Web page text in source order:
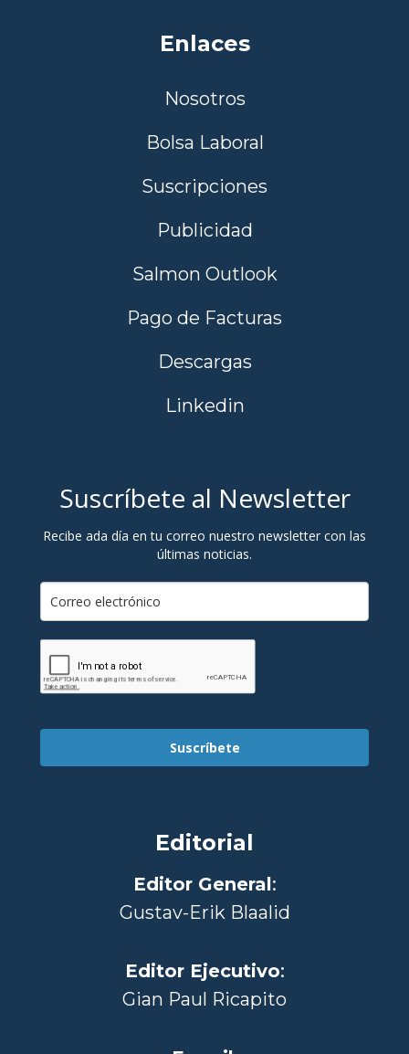
Enlaces
Nosotros
Bolsa Laboral
Suscripciones
Publicidad
Salmon Outlook
Pago de Facturas
Descargas
Linkedin
Suscríbete al Newsletter
Recibe ada día en tu correo nuestro newsletter con las
últimas noticias.
Suscríbete
Editorial
Editor General:
Gustav-Erik Blaalid
Editor Ejecutivo:
Gian Paul Ricapito